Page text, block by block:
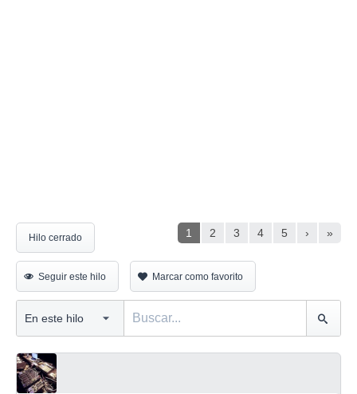
1 2 3 4 5 › »
Hilo cerrado
Seguir este hilo Marcar como favorito